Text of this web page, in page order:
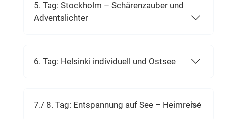
5. Tag: Stockholm – Schärenzauber und
Adventslichter
6. Tag: Helsinki individuell und Ostsee
7./ 8. Tag: Entspannung auf See – Heimreise